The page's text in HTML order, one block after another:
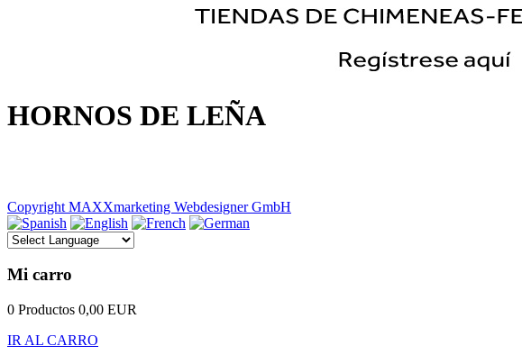
HORNOS DE LEÑA
Copyright MAXXmarketing Webdesigner GmbH
Mi carro
0 Productos 0,00 EUR
IR AL CARRO